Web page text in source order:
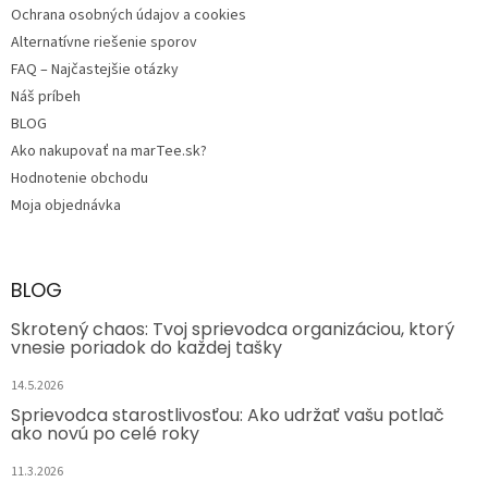
Ochrana osobných údajov a cookies
Alternatívne riešenie sporov
FAQ – Najčastejšie otázky
Náš príbeh
BLOG
Ako nakupovať na marTee.sk?
Hodnotenie obchodu
Moja objednávka
BLOG
Skrotený chaos: Tvoj sprievodca organizáciou, ktorý
vnesie poriadok do každej tašky
14.5.2026
Sprievodca starostlivosťou: Ako udržať vašu potlač
ako novú po celé roky
11.3.2026